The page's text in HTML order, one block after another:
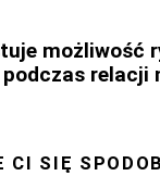
możliwość
relacji
CI SIĘ